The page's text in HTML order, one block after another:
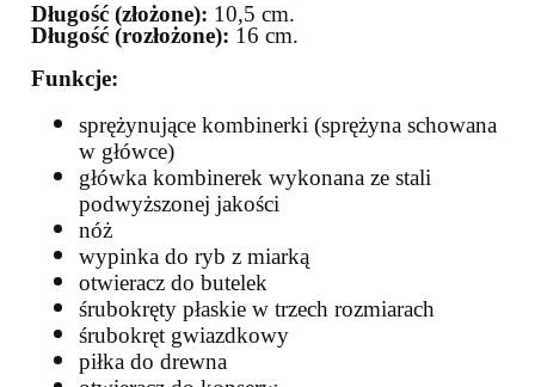
Długość (złożone): 10,5 cm.
Długość (rozłożone): 16 cm.
Funkcje:
sprężynujące kombinerki (sprężyna schowana
w główce)
główka kombinerek wykonana ze stali
podwyższonej jakości
nóż
wypinka do ryb z miarką
otwieracz do butelek
śrubokręty płaskie w trzech rozmiarach
śrubokręt gwiazdkowy
piłka do drewna